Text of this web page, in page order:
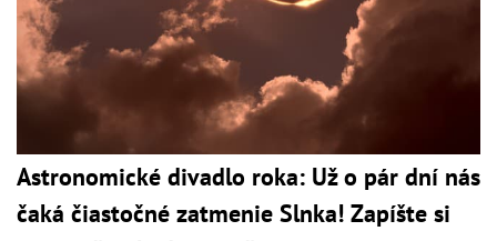
Astronomické divadlo roka: Už o pár dní nás
čaká čiastočné zatmenie Slnka! Zapíšte si